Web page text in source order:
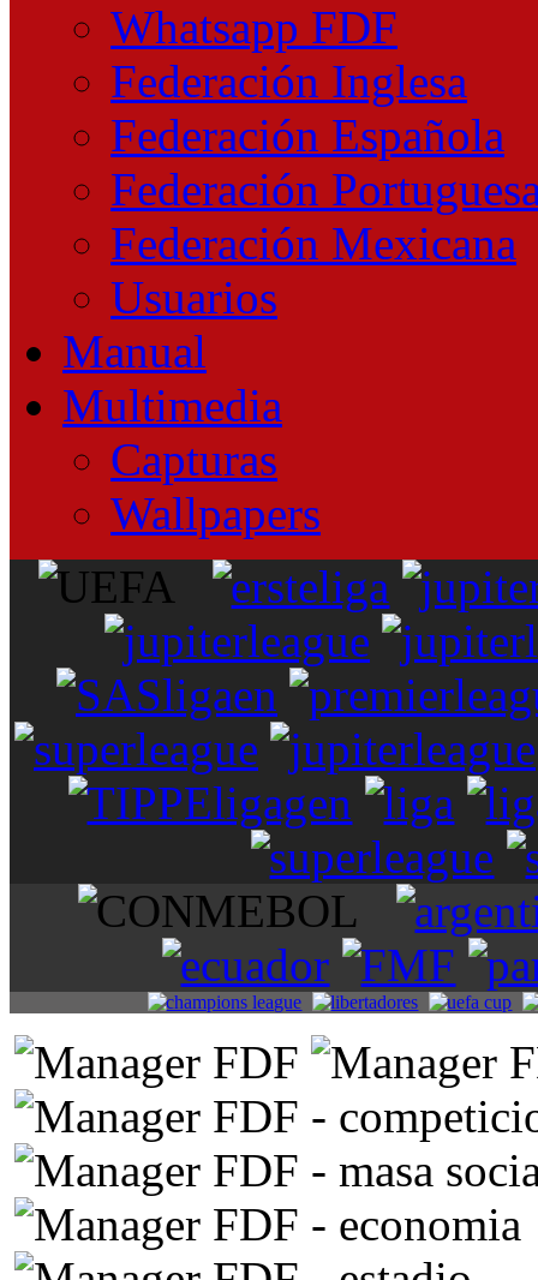
Whatsapp FDF
Federación Inglesa
Federación Española
Federación
Federación Mexicana
Usuarios
Manual
Multimedia
Capturas
Wallpapers